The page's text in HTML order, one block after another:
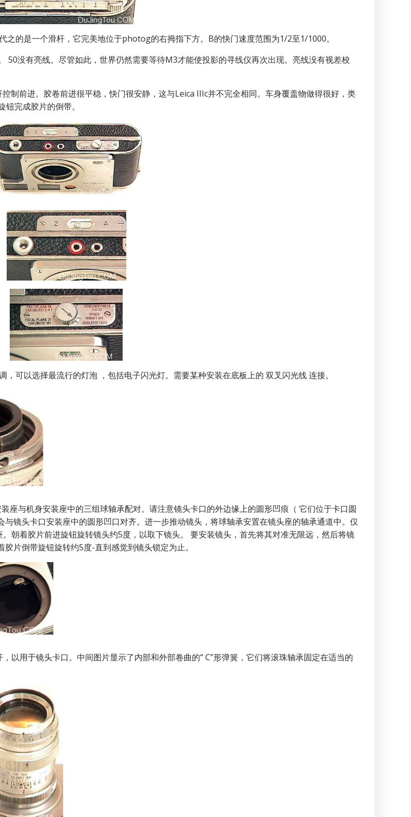
之的是一个滑杆，它完美地位于photog的右拇指下方。B的快门速度范围为1/2至1/1000。
50没有亮线。尽管如此，世界仍然需要等待M3才能使投影的寻线仪再次出现。亮线没有视差校
制前进。胶卷前进很平稳，快门很安静，这与Leica IIIc并不完全相同。车身覆盖物做得很好，类
完成胶片的倒带。
可以选择最流行的灯泡 ，包括电子闪光灯。需要某种安装在底板上的 双叉闪光线 连接。
座与机身安装座中的三组球轴承配对。请注意镜头卡口的外边缘上的圆形凹痕（ 它们位于卡口圆
镜头卡口安装座中的圆形凹口对齐。进一步推动镜头，将球轴承安置在镜头座的轴承通道中。仅
朝着胶片前进旋钮旋转镜头约5度，以取下镜头。 要安装镜头，首先将其对准无限远，然后将镜
片倒带旋钮旋转约5度-直到感觉到镜头锁定为止。
以用于镜头卡口。中间图片显示了内部和外部卷曲的“ C”形弹簧，它们将滚珠轴承固定在适当的